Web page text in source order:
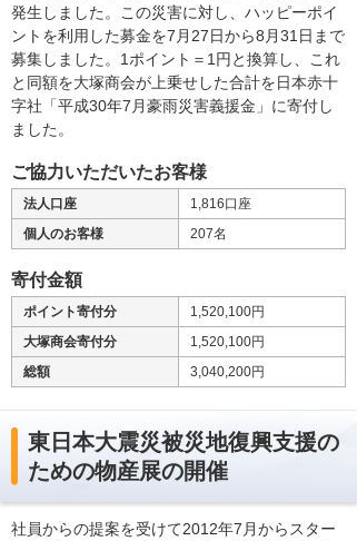
発生しました。この災害に対し、ハッピーポイ
ントを利用した募金を7月27日から8月31日まで
募集しました。1ポイント＝1円と換算し、これ
と同額を大塚商会が上乗せした合計を日本赤十
字社「平成30年7月豪雨災害義援金」に寄付し
ました。
ご協力いただいたお客様
法人口座
1,816口座
個人のお客様
207名
寄付金額
ポイント寄付分
1,520,100円
大塚商会寄付分
1,520,100円
総額
3,040,200円
東日本大震災被災地復興支援の
ための物産展の開催
社員からの提案を受けて2012年7月からスター